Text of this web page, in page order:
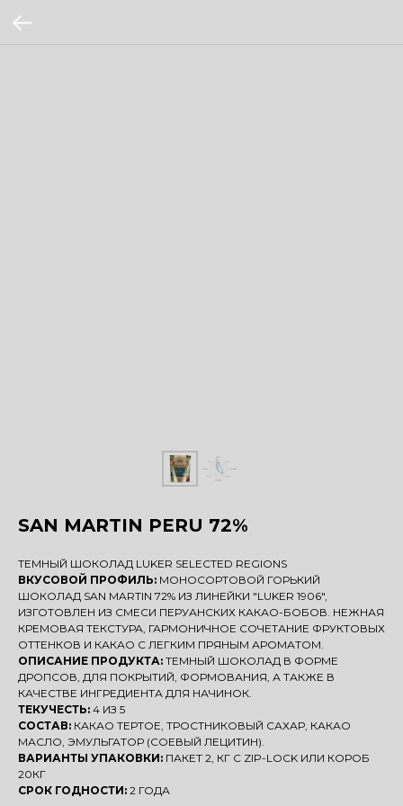
SAN MARTIN PERU 72%
ТЕМНЫЙ ШОКОЛАД LUKER SELECTED REGIONS
ВКУСОВОЙ ПРОФИЛЬ: МОНОСОРТОВОЙ ГОРЬКИЙ
ШОКОЛАД SAN MARTIN 72% ИЗ ЛИНЕЙКИ "LUKER 1906",
ИЗГОТОВЛЕН ИЗ СМЕСИ ПЕРУАНСКИХ КАКАО-БОБОВ. НЕЖНАЯ
КРЕМОВАЯ ТЕКСТУРА, ГАРМОНИЧНОЕ СОЧЕТАНИЕ ФРУКТОВЫХ
ОТТЕНКОВ И КАКАО С ЛЕГКИМ ПРЯНЫМ АРОМАТОМ.
ОПИСАНИЕ ПРОДУКТА: ТЕМНЫЙ ШОКОЛАД В ФОРМЕ
ДРОПСОВ, ДЛЯ ПОКРЫТИЙ, ФОРМОВАНИЯ, А ТАКЖЕ В
КАЧЕСТВЕ ИНГРЕДИЕНТА ДЛЯ НАЧИНОК.
ТЕКУЧЕСТЬ: 4 ИЗ 5
СОСТАВ: КАКАО ТЕРТОЕ, ТРОСТНИКОВЫЙ САХАР, КАКАО
МАСЛО, ЭМУЛЬГАТОР (СОЕВЫЙ ЛЕЦИТИН).
ВАРИАНТЫ УПАКОВКИ: ПАКЕТ 2, КГ С ZIP-LOCK ИЛИ КОРОБ
20КГ
СРОК ГОДНОСТИ: 2 ГОДА